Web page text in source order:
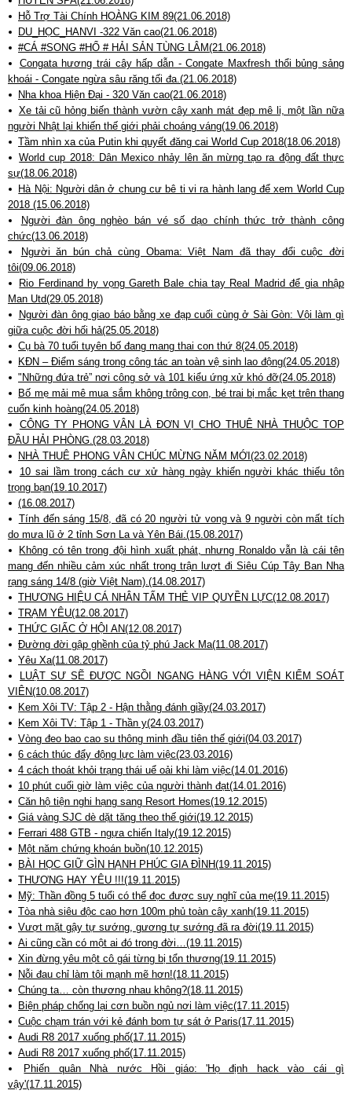
Hỗ Trợ Tài Chính HOÀNG KIM 89(21.06.2018)
DU_HỌC_HANVI -322 Văn cao(21.06.2018)
#CÁ #SONG #HỔ # HẢI SẢN TÙNG LÂM(21.06.2018)
Congata hương trái cây hấp dẫn - Congate Maxfresh thổi bủng sảng
khoái - Congate ngừa sâu răng tối đa.(21.06.2018)
Nha khoa Hiện Đại - 320 Văn cao(21.06.2018)
Xe tải cũ hỏng biến thành vườn cây xanh mát đẹp mê li, một lần nữa
người Nhật lại khiến thế giới phải choáng váng(19.06.2018)
Tầm nhìn xa của Putin khi quyết đăng cai World Cup 2018(18.06.2018)
World cup 2018: Dân Mexico nhảy lên ăn mừng tạo ra động đất thực
sự(18.06.2018)
Hà Nội: Người dân ở chung cư bê ti vi ra hành lang để xem World Cup
2018 (15.06.2018)
Người đàn ông nghèo bán vé số dạo chính thức trở thành công
chức(13.06.2018)
Người ăn bún chả cùng Obama: Việt Nam đã thay đổi cuộc đời
tôi(09.06.2018)
Rio Ferdinand hy vọng Gareth Bale chia tay Real Madrid để gia nhập
Man Utd(29.05.2018)
Người đàn ông giao báo bằng xe đạp cuối cùng ở Sài Gòn: Vội làm gì
giữa cuộc đời hối hả(25.05.2018)
Cụ bà 70 tuổi tuyên bố đang mang thai con thứ 8(24.05.2018)
KĐN – Điểm sáng trong công tác an toàn vệ sinh lao động(24.05.2018)
"Những đứa trẻ” nơi công sở và 101 kiểu ứng xử khó đỡ(24.05.2018)
Bố mẹ mải mê mua sắm không trông con, bé trai bị mắc kẹt trên thang
cuốn kinh hoàng(24.05.2018)
CÔNG TY PHONG VÂN LÀ ĐƠN VỊ CHO THUÊ NHÀ THUỘC TOP
ĐẦU HẢI PHÒNG.(28.03.2018)
NHÀ THUÊ PHONG VÂN CHÚC MỪNG NĂM MỚI(23.02.2018)
10 sai lầm trong cách cư xử hàng ngày khiến người khác thiếu tôn
trọng bạn(19.10.2017)
(16.08.2017)
Tính đến sáng 15/8, đã có 20 người tử vong và 9 người còn mất tích
do mưa lũ ở 2 tỉnh Sơn La và Yên Bái.(15.08.2017)
Không có tên trong đội hình xuất phát, nhưng Ronaldo vẫn là cái tên
mang đến nhiều cảm xúc nhất trong trận lượt đi Siêu Cúp Tây Ban Nha
rạng sáng 14/8 (giờ Việt Nam).(14.08.2017)
THƯƠNG HIỆU CÁ NHÂN TẤM THẺ VIP QUYỀN LỰC(12.08.2017)
TRẠM YÊU(12.08.2017)
THỨC GIẤC Ở HỘI AN(12.08.2017)
Đường đời gập ghềnh của tỷ phú Jack Ma(11.08.2017)
Yêu Xa(11.08.2017)
LUẬT SƯ SẼ ĐƯỢC NGỒI NGANG HÀNG VỚI VIỆN KIỂM SOÁT
VIÊN(10.08.2017)
Kem Xôi TV: Tập 2 - Hận thằng đánh giầy(24.03.2017)
Kem Xôi TV: Tập 1 - Thần y(24.03.2017)
Vòng đeo bao cao su thông minh đầu tiên thế giới(04.03.2017)
6 cách thúc đẩy động lực làm việc(23.03.2016)
4 cách thoát khỏi trạng thái uể oải khi làm việc(14.01.2016)
10 phút cuối giờ làm việc của người thành đạt(14.01.2016)
Căn hộ tiện nghi hạng sang Resort Homes(19.12.2015)
Giá vàng SJC dè dặt tăng theo thế giới(19.12.2015)
Ferrari 488 GTB - ngựa chiến Italy(19.12.2015)
Một năm chứng khoán buồn(10.12.2015)
BÀI HỌC GIỮ GÌN HẠNH PHÚC GIA ĐÌNH(19.11.2015)
THƯƠNG HAY YÊU !!!(19.11.2015)
Mỹ: Thần đồng 5 tuổi có thể đọc được suy nghĩ của mẹ(19.11.2015)
Tòa nhà siêu độc cao hơn 100m phủ toàn cây xanh(19.11.2015)
Vượt mặt gậy tự sướng, gương tự sướng đã ra đời(19.11.2015)
Ai cũng cần có một ai đó trong đời…(19.11.2015)
Xin đừng yêu một cô gái từng bị tổn thương(19.11.2015)
Nỗi đau chỉ làm tôi mạnh mẽ hơn!(18.11.2015)
Chúng ta… còn thương nhau không?(18.11.2015)
Biện pháp chống lại cơn buồn ngủ nơi làm việc(17.11.2015)
Cuộc chạm trán với kẻ đánh bom tự sát ở Paris(17.11.2015)
Audi R8 2017 xuống phố(17.11.2015)
Audi R8 2017 xuống phố(17.11.2015)
Phiến quân Nhà nước Hồi giáo: 'Họ định hack vào cái gì
vậy'(17.11.2015)